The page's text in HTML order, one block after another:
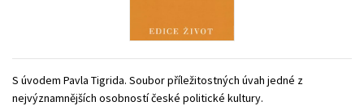
Všechny tituly
S úvodem Pavla Tigrida. Soubor příležitostných úvah jedné z
nejvýznamnějších osobností české politické kultury.